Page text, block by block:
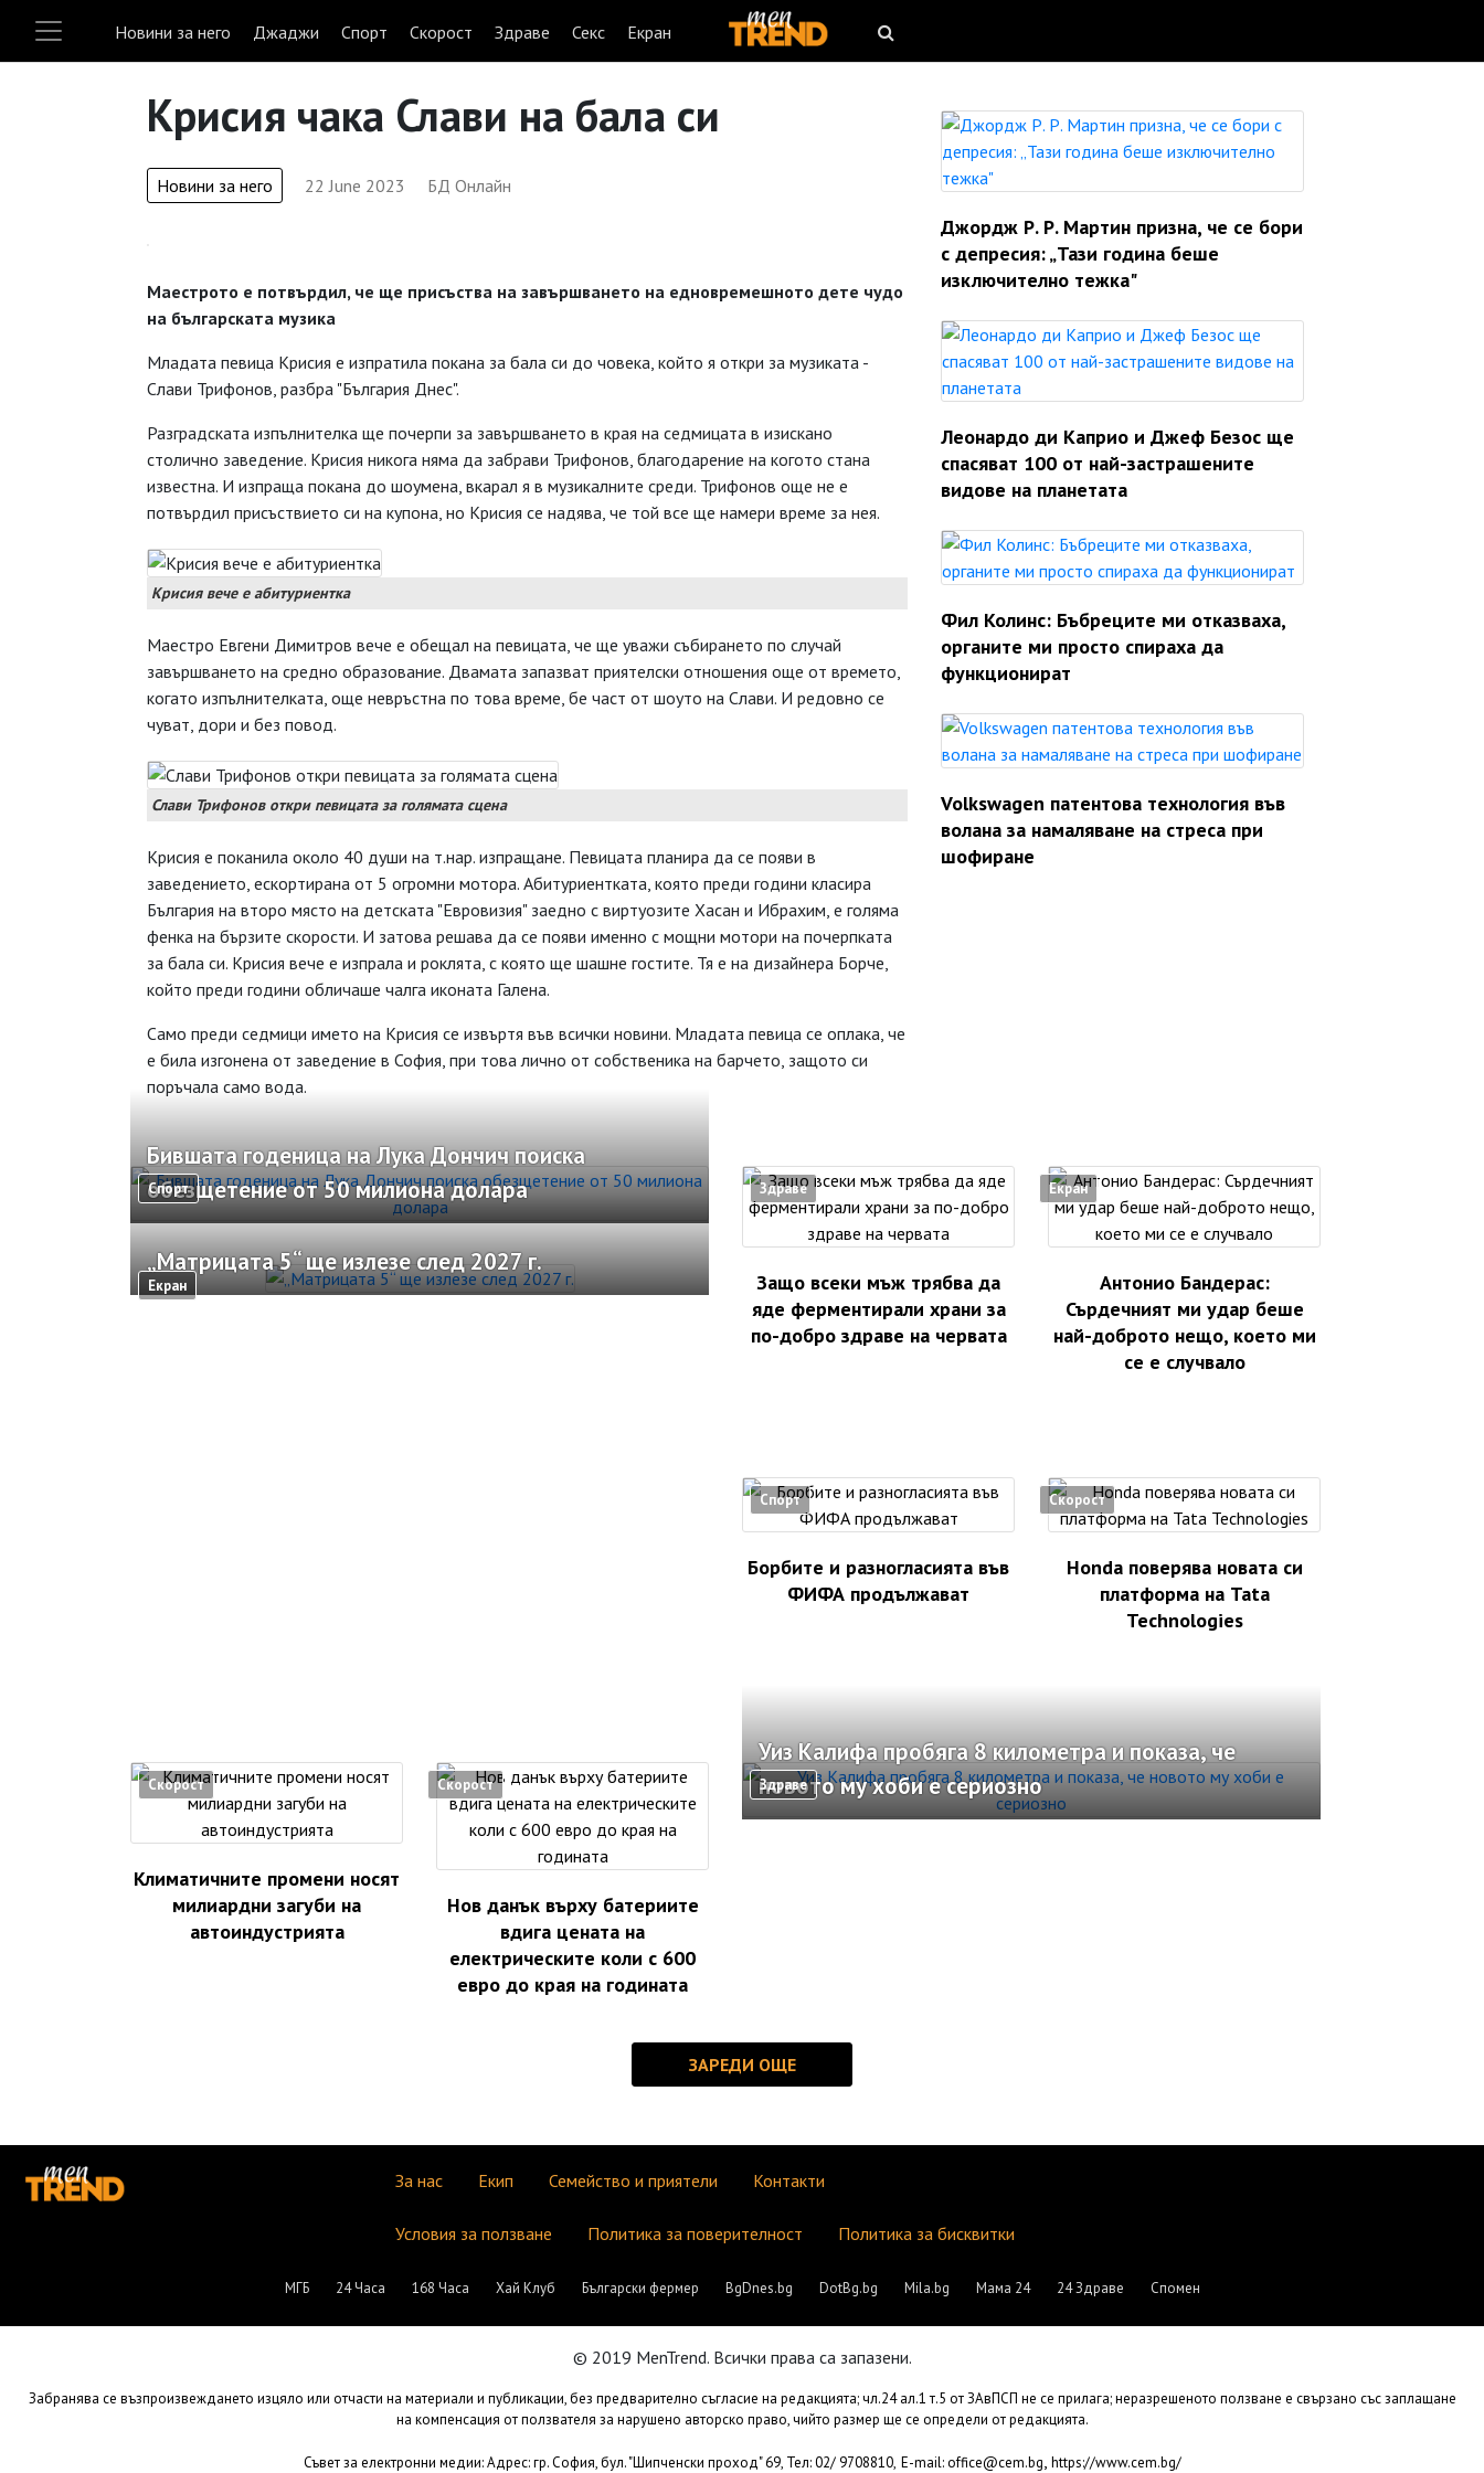
Новини за него Джаджи Спорт Скорост Здраве Секс Екран
Крисия чака Слави на бала си
Новини за него 22 June 2023 БД Онлайн
Маестрото е потвърдил, че ще присъства на завършването на едновремешното дете чудо
на българската музика
Младата певица Крисия е изпратила покана за бала си до човека, който я откри за музиката -
Слави Трифонов, разбра "България Днес".
Разградската изпълнителка ще почерпи за завършването в края на седмицата в изискано
столично заведение. Крисия никога няма да забрави Трифонов, благодарение на когото стана
известна. И изпраща покана до шоумена, вкарал я в музикалните среди. Трифонов още не е
потвърдил присъствието си на купона, но Крисия се надява, че той все ще намери време за нея.
Крисия вече е абитуриентка
Маестро Евгени Димитров вече е обещал на певицата, че ще уважи събирането по случай
завършването на средно образование. Двамата запазват приятелски отношения още от времето,
когато изпълнителката, още невръстна по това време, бе част от шоуто на Слави. И редовно се
чуват, дори и без повод.
Слави Трифонов откри певицата за голямата сцена
Крисия е поканила около 40 души на т.нар. изпращане. Певицата планира да се появи в
заведението, ескортирана от 5 огромни мотора. Абитуриентката, която преди години класира
България на второ място на детската "Евровизия" заедно с виртуозите Хасан и Ибрахим, е голяма
фенка на бързите скорости. И затова решава да се появи именно с мощни мотори на почерпката
за бала си. Крисия вече е изпрала и роклята, с която ще шашне гостите. Тя е на дизайнера Борче,
който преди години обличаше чалга иконата Галена.
Само преди седмици името на Крисия се извъртя във всички новини. Младата певица се оплака, че
е била изгонена от заведение в София, при това лично от собственика на барчето, защото си
поръчала само вода.
Джордж Р. Р. Мартин призна, че се бори
с депресия: „Тази година беше
изключително тежка"
Леонардо ди Каприо и Джеф Безос ще
спасяват 100 от най-застрашените
видове на планетата
Фил Колинс: Бъбреците ми отказваха,
органите ми просто спираха да
функционират
Volkswagen патентова технология във
волана за намаляване на стреса при
шофиране
Спорт
Бившата годеница на Лука Дончич поиска
обезщетение от 50 милиона долара
Екран
„Матрицата 5“ ще излезе след 2027 г.
Здраве
Защо всеки мъж трябва да
яде ферментирали храни за
по-добро здраве на червата
Екран
Антонио Бандерас:
Сърдечният ми удар беше
най-доброто нещо, което ми
се е случвало
Спорт
Борбите и разногласията във
ФИФА продължават
Скорост
Honda поверява новата си
платформа на Tata
Technologies
Скорост
Климатичните промени носят
милиардни загуби на
автоиндустрията
Скорост
Нов данък върху батериите
вдига цената на
електрическите коли с 600
евро до края на годината
Здраве
Уиз Калифа пробяга 8 километра и показа, че
новото му хоби е сериозно
За нас Екип Семейство и приятели Контакти
Условия за ползване Политика за поверителност Политика за бисквитки
МГБ 24 Часа 168 Часа Хай Клуб Български фермер BgDnes.bg DotBg.bg Mila.bg Мама 24 24 Здраве Спомен
© 2019 MenTrend. Всички права са запазени.
Забранява се възпроизвеждането изцяло или отчасти на материали и публикации, без предварително съгласие на редакцията; чл.24 ал.1 т.5 от ЗАвПСП не се прилага; неразрешеното ползване е свързано със заплащане
на компенсация от ползвателя за нарушено авторско право, чийто размер ще се определи от редакцията.
Съвет за електронни медии: Адрес: гр. София, бул. "Шипченски проход" 69, Тел: 02/ 9708810, E-mail:office@cem.bg https://www.cem.bg/